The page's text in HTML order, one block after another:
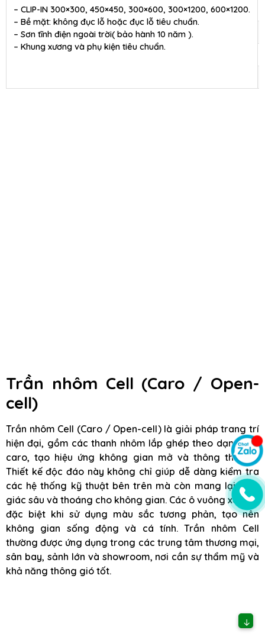
– CLIP-IN 300×300, 450×450, 300×600, 300×1200, 600×1200.
– Bề mặt: không đục lỗ hoặc đục lỗ tiêu chuẩn.
– Sơn tĩnh điện ngoài trời( bảo hành 10 năm ).
– Khung xương và phụ kiện tiêu chuẩn.
Trần nhôm Cell (Caro / Open-
cell)
Trần nhôm Cell (Caro / Open-cell) là giải pháp trang trí
hiện đại, gồm các thanh nhôm lắp ghép theo dạng lưới
caro, tạo hiệu ứng không gian mở và thông thoáng.
Thiết kế độc đáo này không chỉ giúp dễ dàng kiểm tra
các hệ thống kỹ thuật bên trên mà còn mang lại cảm
giác sâu và thoáng cho không gian. Các ô vuông xen kẽ,
đặc biệt khi sử dụng màu sắc tương phản, tạo nên
không gian sống động và cá tính. Trần nhôm Cell
thường được ứng dụng trong các trung tâm thương mại,
sân bay, sảnh lớn và showroom, nơi cần sự thẩm mỹ và
khả năng thông gió tốt.
↓